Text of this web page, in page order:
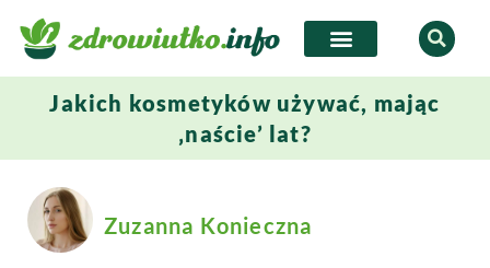
Jakich kosmetyków używać, mając
‚naście’ lat?
Zuzanna Konieczna